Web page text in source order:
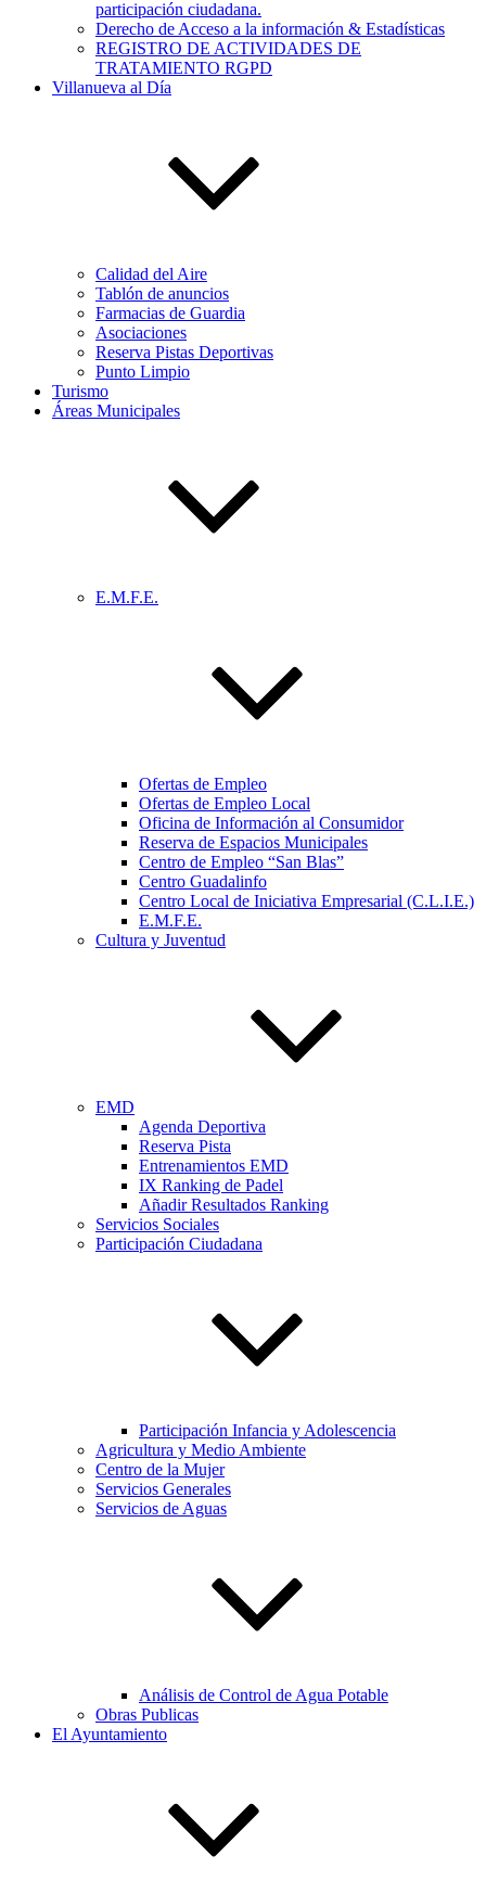
participación ciudadana.
Derecho de Acceso a la información & Estadísticas
REGISTRO DE ACTIVIDADES DE
TRATAMIENTO RGPD
Villanueva al Día
Calidad del Aire
Tablón de anuncios
Farmacias de Guardia
Asociaciones
Reserva Pistas Deportivas
Punto Limpio
Turismo
Áreas Municipales
E.M.F.E.
Ofertas de Empleo
Ofertas de Empleo Local
Oficina de Información al Consumidor
Reserva de Espacios Municipales
Centro de Empleo “San Blas”
Centro Guadalinfo
Centro Local de Iniciativa Empresarial (C.L.I.E.)
E.M.F.E.
Cultura y Juventud
EMD
Agenda Deportiva
Reserva Pista
Entrenamientos EMD
IX Ranking de Padel
Añadir Resultados Ranking
Servicios Sociales
Participación Ciudadana
Participación Infancia y Adolescencia
Agricultura y Medio Ambiente
Centro de la Mujer
Servicios Generales
Servicios de Aguas
Análisis de Control de Agua Potable
Obras Publicas
El Ayuntamiento